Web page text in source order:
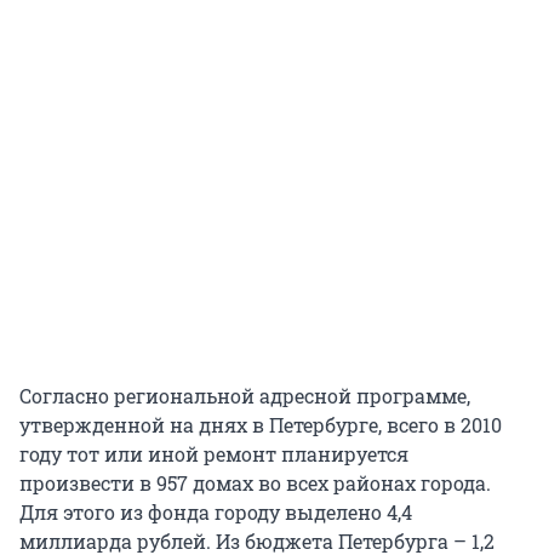
Согласно региональной адресной программе,
утвержденной на днях в Петербурге, всего в 2010
году тот или иной ремонт планируется
произвести в 957 домах во всех районах города.
Для этого из фонда городу выделено 4,4
миллиарда рублей. Из бюджета Петербурга – 1,2